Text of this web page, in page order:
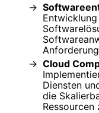
Cloud
Diensten
die
Ressourcen